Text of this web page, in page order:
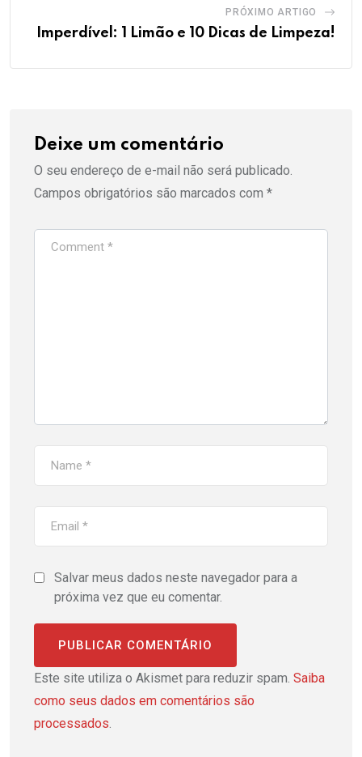
PRÓXIMO ARTIGO
Imperdível: 1 Limão e 10 Dicas de Limpeza!
Deixe um comentário
O seu endereço de e-mail não será publicado.
Campos obrigatórios são marcados com *
Salvar meus dados neste navegador para a
próxima vez que eu comentar.
Este site utiliza o Akismet para reduzir spam. Saiba
como seus dados em comentários são
processados.